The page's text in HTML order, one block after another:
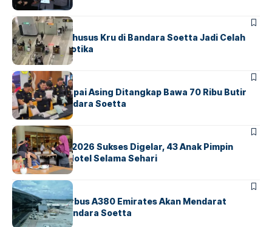
BANDARABERITA
Ketika Jalur Khusus Kru di Bandara Soetta Jadi Celah
Sindikat Narkotika
BANDARA BERITA
Kopilot Maskapai Asing Ditangkap Bawa 70 Ribu Butir
Ekstasi di Bandara Soetta
BERITAINDEX
GM For A Day 2026 Sukses Digelar, 43 Anak Pimpin
Operasional Hotel Selama Sehari
BANDARA BERITA
8 Agustus, Airbus A380 Emirates Akan Mendarat
Perdana di Bandara Soetta